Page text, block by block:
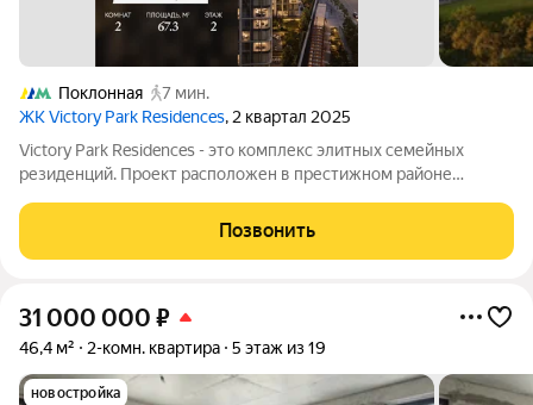
Поклонная
7 мин.
ЖК Victory Park Residences, 2 квартал 2025
Victory Park Residences - это комплекс элитных семейных
резиденций. Проект расположен в престижном районе
горы и Кутузовского проспекта. Комплекс состоит из восьми
элегантных корпусов, их облик
Позвонить
31 000 000 ₽
46,4 м² 2-комн. квартира 5 этаж из 19
новостройка